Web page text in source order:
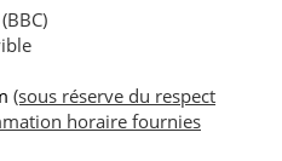
(sous réserve du respect
horaire fournies